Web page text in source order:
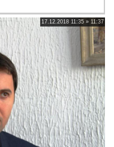
17.12.2018 11:35 » 11:37